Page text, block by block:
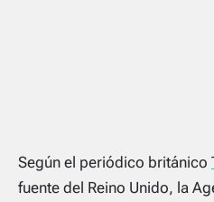
Según el periódico británico
fuente del Reino Unido, la